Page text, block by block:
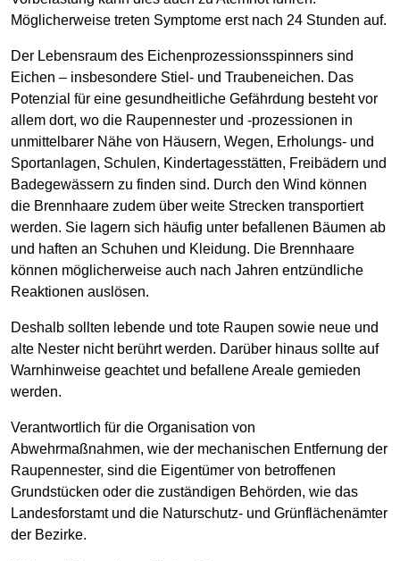
Möglicherweise treten Symptome erst nach 24 Stunden auf.
Der Lebensraum des Eichenprozessionsspinners sind
Eichen – insbesondere Stiel- und Traubeneichen. Das
Potenzial für eine gesundheitliche Gefährdung besteht vor
allem dort, wo die Raupennester und -prozessionen in
unmittelbarer Nähe von Häusern, Wegen, Erholungs- und
Sportanlagen, Schulen, Kindertagesstätten, Freibädern und
Badegewässern zu finden sind. Durch den Wind können
die Brennhaare zudem über weite Strecken transportiert
werden. Sie lagern sich häufig unter befallenen Bäumen ab
und haften an Schuhen und Kleidung. Die Brennhaare
können möglicherweise auch nach Jahren entzündliche
Reaktionen auslösen.
Deshalb sollten lebende und tote Raupen sowie neue und
alte Nester nicht berührt werden. Darüber hinaus sollte auf
Warnhinweise geachtet und befallene Areale gemieden
werden.
Verantwortlich für die Organisation von
Abwehrmaßnahmen, wie der mechanischen Entfernung der
Raupennester, sind die Eigentümer von betroffenen
Grundstücken oder die zuständigen Behörden, wie das
Landesforstamt und die Naturschutz- und Grünflächenämter
der Bezirke.